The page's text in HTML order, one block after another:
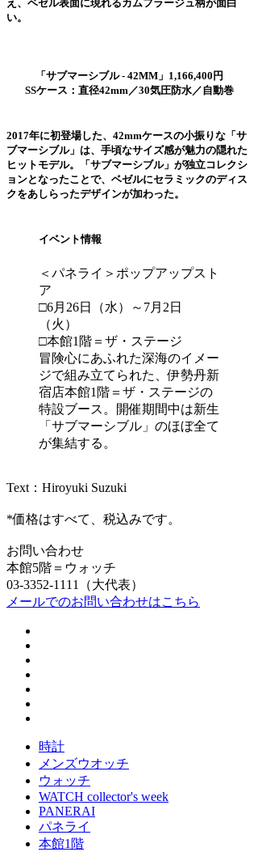
え、ベゼル表面に現れるカムフラージュ柄が面白
い。
「サブマーシブル - 42MM」1,166,400円
SSケース：直径42mm／30気圧防水／自動巻
2017年に初登場した、42mmケースの小振りな「サ
ブマーシブル」は、手頃なサイズ感が魅力の隠れた
ヒットモデル。「サブマーシブル」が独立コレクシ
ョンとなったことで、ベゼルにセラミックのディス
クをあしらったデザインが加わった。
イベント情報
＜パネライ＞ポップアップスト
ア
□6月26日（水）～7月2日
（火）
□本館1階＝ザ・ステージ
冒険心にあふれた深海のイメー
ジで組み立てられた、伊勢丹新
宿店本館1階＝ザ・ステージの
特設ブース。開催期間中は新生
「サブマーシブル」のほぼ全て
が集結する。
Text：Hiroyuki Suzuki
*価格はすべて、税込みです。
お問い合わせ
本館5階＝ウォッチ
03-3352-1111（大代表）
メールでのお問い合わせはこちら
時計
メンズウオッチ
ウォッチ
WATCH collector's week
PANERAI
パネライ
本館1階